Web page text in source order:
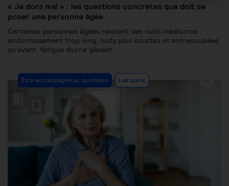
« Je dors mal » : les questions concrètes que doit se
poser une personne âgée
Certaines personnes âgées relatent des nuits médiocres :
endormissement trop long, nuits plus courtes et entrecoupées
qu'avant, fatigue diurne gênant…
Être accompagné au quotidien Les soins